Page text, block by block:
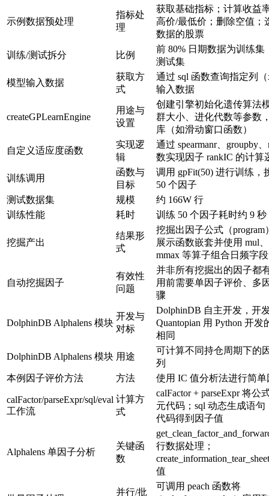
示例数据预处理
指标处
理
获取基础指标；计算收益
高价/最低价；删除空值；
数据的股票
训练/测试拆分 比例
前 80% 日期数据为训练集
测试集
模型输入数据
获取方
式
通过 sql 函数查询指定列
输入数据
createGPLearnEngine
用途与
设置
创建引擎初始化遗传算法
群大小、进化代数等参数
库（如滑动窗口函数）
自定义适应度函数
实现逻
辑
通过 spearmanr、groupby
数实现因子 rankIC 的计算
训练调用
函数与
目标
调用 gpFit(50) 进行训练，
50 个因子
测试数据集
规模
约 166W 行
训练性能
耗时 训练 50 个因子耗时约 9 秒
挖掘产出
结果形
式
挖掘出因子公式（program
展示函数嵌套并使用 mul
mmax 等算子组合日频字段
自动挖掘因子
有效性
问题
并非所有挖掘出的因子都
用前需要单因子评价、多
骤
DolphinDB Alphalens 模块
开发与
对标
DolphinDB 自主开发，开
Quantopian 用 Python 开发
相同
DolphinDB Alphalens 模块 用途
可计算不同持仓周期下的
列
本例因子评价方法
方法 使用 IC 值分析法进行简
calFactor/parseExpr/sql/eval
工作流
计算方
式
calFactor + parseExpr 将公
元代码；sql 动态生成语句
代码得到因子值
Alphalens 单因子分析
关键函
数
行数据处理；
值
并行/批
可调用 peach 函数将